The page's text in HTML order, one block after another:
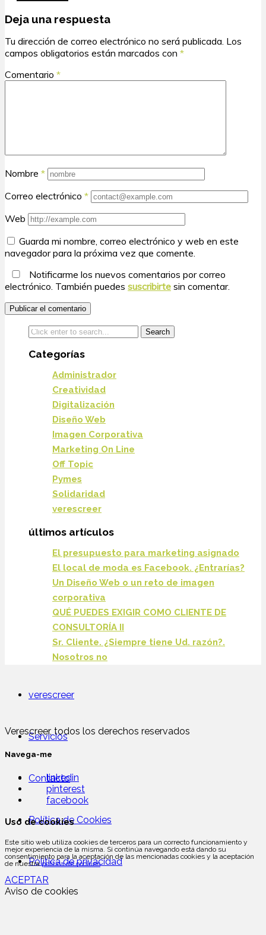
Deja una respuesta
Tu dirección de correo electrónico no será publicada. Los
campos obligatorios están marcados con *
Comentario *
Nombre *
Correo electrónico *
Web
Guarda mi nombre, correo electrónico y web en este
navegador para la próxima vez que comente.
Notificarme los nuevos comentarios por correo
electrónico. También puedes suscribirte sin comentar.
Categorías
Administrador
Creatividad
Digitalización
Diseño Web
Imagen Corporativa
Marketing On Line
Off Topic
Pymes
Solidaridad
verescreer
últimos artículos
El presupuesto para marketing asignado
El local de moda es Facebook. ¿Entrarías?
Un Diseño Web o un reto de imagen
corporativa
QUÉ PUEDES EXIGIR COMO CLIENTE DE
CONSULTORÍA II
Sr. Cliente. ¿Siempre tiene Ud. razón?.
Nosotros no
verescreer
Servicios
Contacto
Política de Cookies
Política de privacidad
Verescreer, todos los derechos reservados
Navega-me
linkedin
pinterest
facebook
Uso de cookies
Este sitio web utiliza cookies de terceros para un correcto funcionamiento y
mejor experiencia de la misma. Si continúa navegando está dando su
consentimiento para la aceptación de las mencionadas cookies y la aceptación
de nuestrapolítica de cookies
ACEPTAR
Aviso de cookies